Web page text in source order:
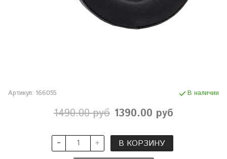
Артикул: 166055 В наличии
1490.00 руб 1390.00 руб
В КОРЗИНУ